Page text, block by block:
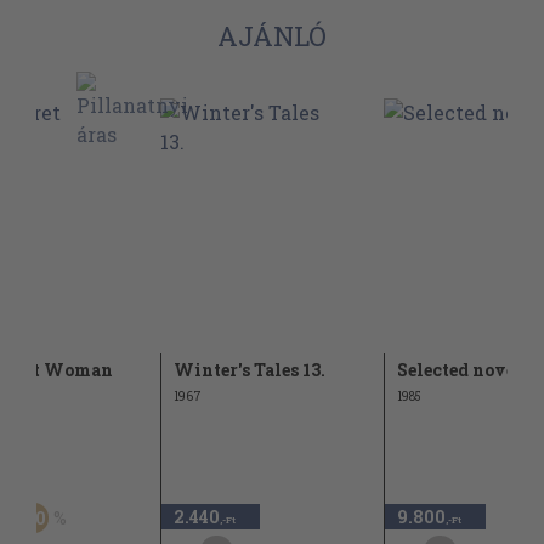
AJÁNLÓ
Woman
50
Winter's Tales 13.
1967
2.440 ,-Ft
Selected novels
1985
9.800 ,-Ft